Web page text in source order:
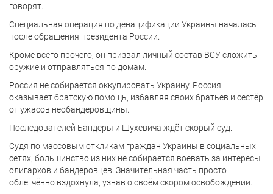
говорят.
Специальная операция по денацификации Украины началась
после обращения президента России.
Кроме всего прочего, он призвал личный состав ВСУ сложить
оружие и отправляться по домам.
Россия не собирается оккупировать Украину. Россия
оказывает братскую помощь, избавляя своих братьев и сестёр
от ужасов необандеровщины.
Последователей Бандеры и Шухевича ждёт скорый суд.
Судя по массовым откликам граждан Украины в социальных
сетях, большинство из них не собирается воевать за интересы
олигархов и бандеровцев. Значительная часть просто
облегчённо вздохнула, узнав о своём скором освобождении.